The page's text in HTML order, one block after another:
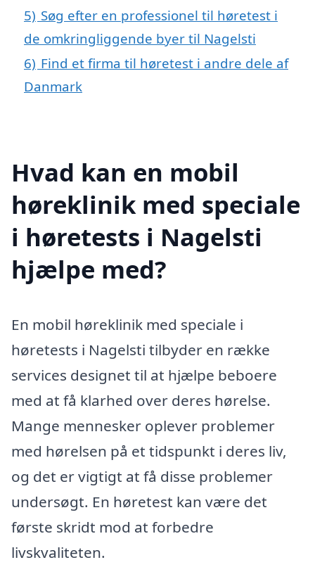
5) Søg efter en professionel til høretest i
de omkringliggende byer til Nagelsti
6) Find et firma til høretest i andre dele af
Danmark
Hvad kan en mobil
høreklinik med speciale
i høretests i Nagelsti
hjælpe med?
En mobil høreklinik med speciale i
høretests i Nagelsti tilbyder en række
services designet til at hjælpe beboere
med at få klarhed over deres hørelse.
Mange mennesker oplever problemer
med hørelsen på et tidspunkt i deres liv,
og det er vigtigt at få disse problemer
undersøgt. En høretest kan være det
første skridt mod at forbedre
livskvaliteten.